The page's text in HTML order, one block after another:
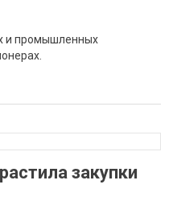
и промышленных
закупки